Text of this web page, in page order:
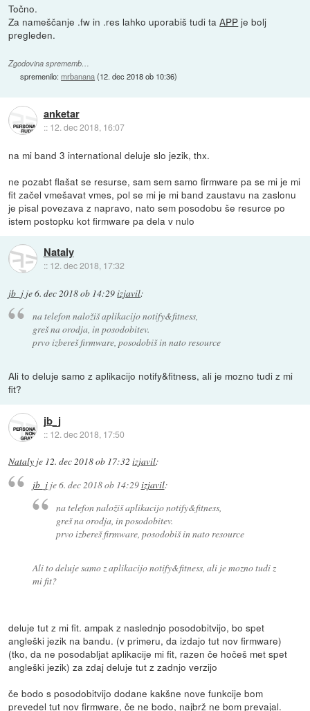
Točno.
Za nameščanje .fw in .res lahko uporabiš tudi taAPP je bolj
pregleden.
Zgodovina sprememb…
spremenilo:mrbanana(12. dec 2018 ob 10:36)
anketar
:: 12. dec 2018, 16:07
na mi band 3 international deluje slo jezik, thx.
ne pozabt flašat se resurse, sam sem samo firmware pa se mi je mi
fit začel vmešavat vmes, pol se mi je mi band zaustavu na zaslonu
je pisal povezava z napravo, nato sem posodobu še resurce po
istem postopku kot firmware pa dela v nulo
Nataly
:: 12. dec 2018, 17:32
jb_j je6. dec 2018 ob 14:29izjavil:
na telefon naložiš aplikacijo notify&fitness,
greš na orodja, in posodobitev.
prvo izbereš firmware, posodobiš in nato resource
Ali to deluje samo z aplikacijo notify&fitness, ali je mozno tudi z mi
fit?
jb_j
:: 12. dec 2018, 17:50
Nataly je 12. dec 2018 ob 17:32 izjavil:
jb_jje6. dec 2018 ob 14:29izjavil:
na telefon naložiš aplikacijo notify&fitness,
greš na orodja, in posodobitev.
prvo izbereš firmware, posodobiš in nato resource
Ali to deluje samo z aplikacijo notify&fitness, ali je mozno tudi z
mi fit?
deluje tut z mi fit. ampak z naslednjo posodobitvijo, bo spet
angleški jezik na bandu. (v primeru, da izdajo tut nov firmware)
(tko, da ne posodabljat aplikacije mi fit, razen če hočeš met spet
angleški jezik) za zdaj deluje tut z zadnjo verzijo
če bodo s posodobitvijo dodane kakšne nove funkcije bom
prevedel tut nov firmware, če ne bodo, najbrž ne bom prevajal.